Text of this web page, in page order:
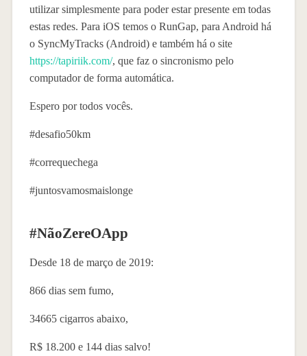
utilizar simplesmente para poder estar presente em todas
estas redes. Para iOS temos o RunGap, para Android há
o SyncMyTracks (Android) e também há o site
https://tapiriik.com/, que faz o sincronismo pelo
computador de forma automática.
Espero por todos vocês.
#desafio50km
#correquechega
#juntosvamosmaislonge
#NãoZereOApp
Desde 18 de março de 2019:
866 dias sem fumo,
34665 cigarros abaixo,
R$ 18.200 e 144 dias salvo!